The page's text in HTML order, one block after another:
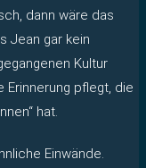
dann wäre das
Jean gar kein
Kultur
Erinnerung pflegt, die
hat.
Einwände.